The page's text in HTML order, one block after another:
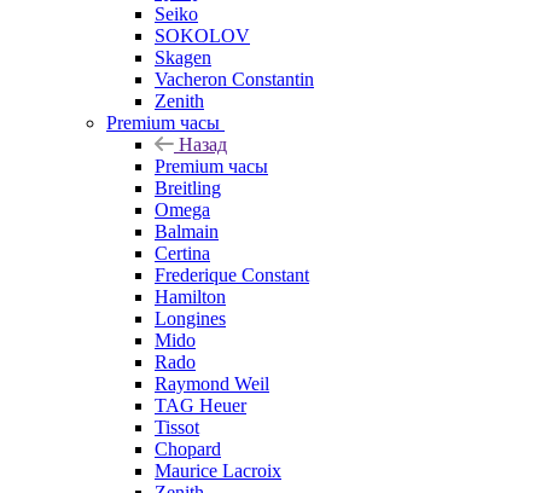
Seiko
SOKOLOV
Skagen
Vacheron Constantin
Zenith
Premium часы
Назад
Premium часы
Breitling
Omega
Balmain
Certina
Frederique Constant
Hamilton
Longines
Mido
Rado
Raymond Weil
TAG Heuer
Tissot
Chopard
Maurice Lacroix